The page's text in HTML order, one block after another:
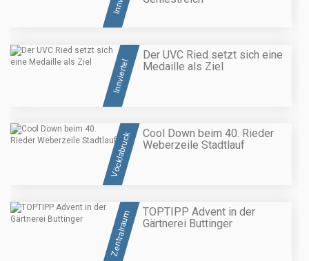
Innviertel
Der UVC Ried setzt sich eine
Medaille als Ziel
Vöcklabruck
Cool Down beim 40. Rieder
Weberzeile Stadtlauf
Zentralraum
TOPTIPP Advent in der
Gärtnerei Buttinger